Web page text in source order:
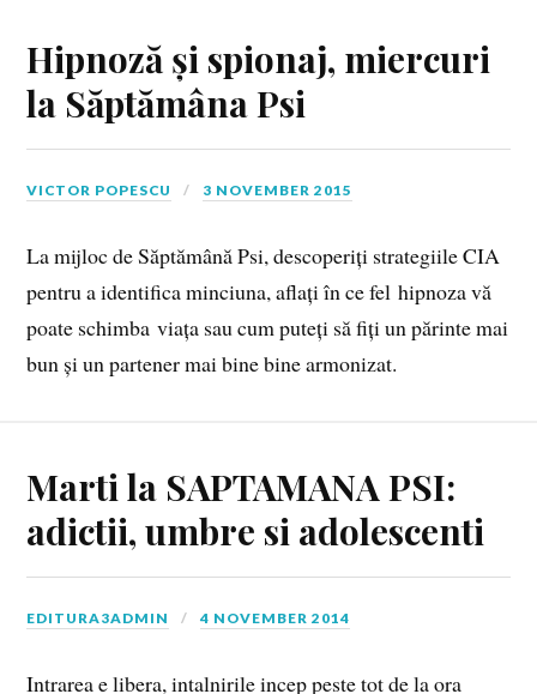
Hipnoză și spionaj, miercuri
la Săptămâna Psi
VICTOR POPESCU 3 NOVEMBER 2015
La mijloc de Săptămână Psi, descoperiți strategiile CIA
pentru a identifica minciuna, aflați în ce fel hipnoza vă
poate schimba viața sau cum puteți să fiți un părinte mai
bun și un partener mai bine bine armonizat.
Marti la SAPTAMANA PSI:
adictii, umbre si adolescenti
EDITURA3ADMIN 4 NOVEMBER 2014
Intrarea e libera, intalnirile incep peste tot de la ora